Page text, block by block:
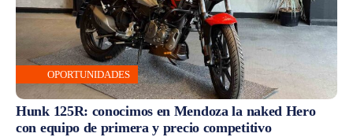
OPORTUNIDADES
Hunk 125R: conocimos en Mendoza la naked Hero
con equipo de primera y precio competitivo